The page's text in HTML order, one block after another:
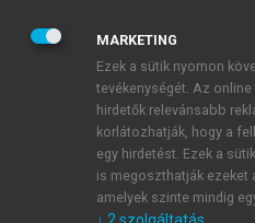
JELSZÓ
JELSZÓ ÚJRA
Kérek értesítést a MeRSZ
MARKETING
Ezek a sütik nyomon
tevékenységét. Az
hirdetők relevánsabb
korlátozhatják, hogy a
egy hirdetést. Ezek a
is megoszthatják ezeket
amelyek szinte mindig